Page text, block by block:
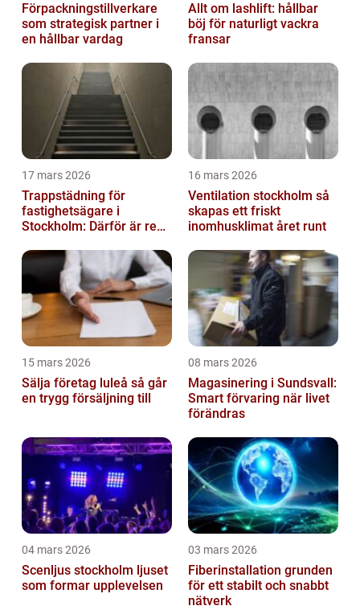
Förpackningstillverkare
som strategisk partner i
en hållbar vardag
Allt om lashlift: hållbar
böj för naturligt vackra
fransar
17 mars 2026
Trappstädning för
fastighetsägare i
Stockholm: Därför är rena
investering
16 mars 2026
Ventilation stockholm så
skapas ett friskt
inomhusklimat året runt
15 mars 2026
Sälja företag luleå så går
en trygg försäljning till
08 mars 2026
Magasinering i Sundsvall:
Smart förvaring när livet
förändras
04 mars 2026
Scenljus stockholm ljuset
som formar upplevelsen
03 mars 2026
Fiberinstallation grunden
för ett stabilt och snabbt
nätverk